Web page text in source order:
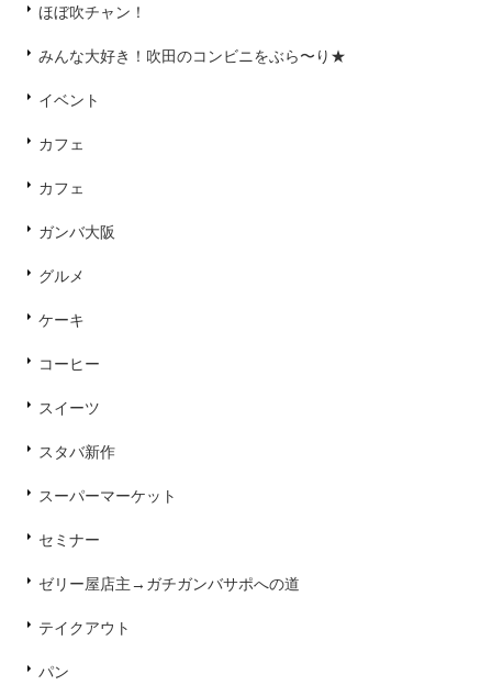
ほぼ吹チャン！
みんな大好き！吹田のコンビニをぶら〜り★
イベント
カフェ
カフェ
ガンバ大阪
グルメ
ケーキ
コーヒー
スイーツ
スタバ新作
スーパーマーケット
セミナー
ゼリー屋店主→ガチガンバサポへの道
テイクアウト
パン